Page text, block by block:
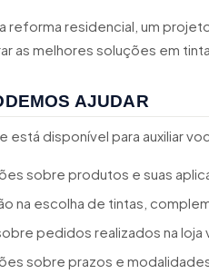
reforma residencial, um
as melhores soluções em
AJUDAR
está disponível para auxiliar
sobre produtos e suas
na escolha de tintas,
pedidos realizados na loja
sobre prazos e